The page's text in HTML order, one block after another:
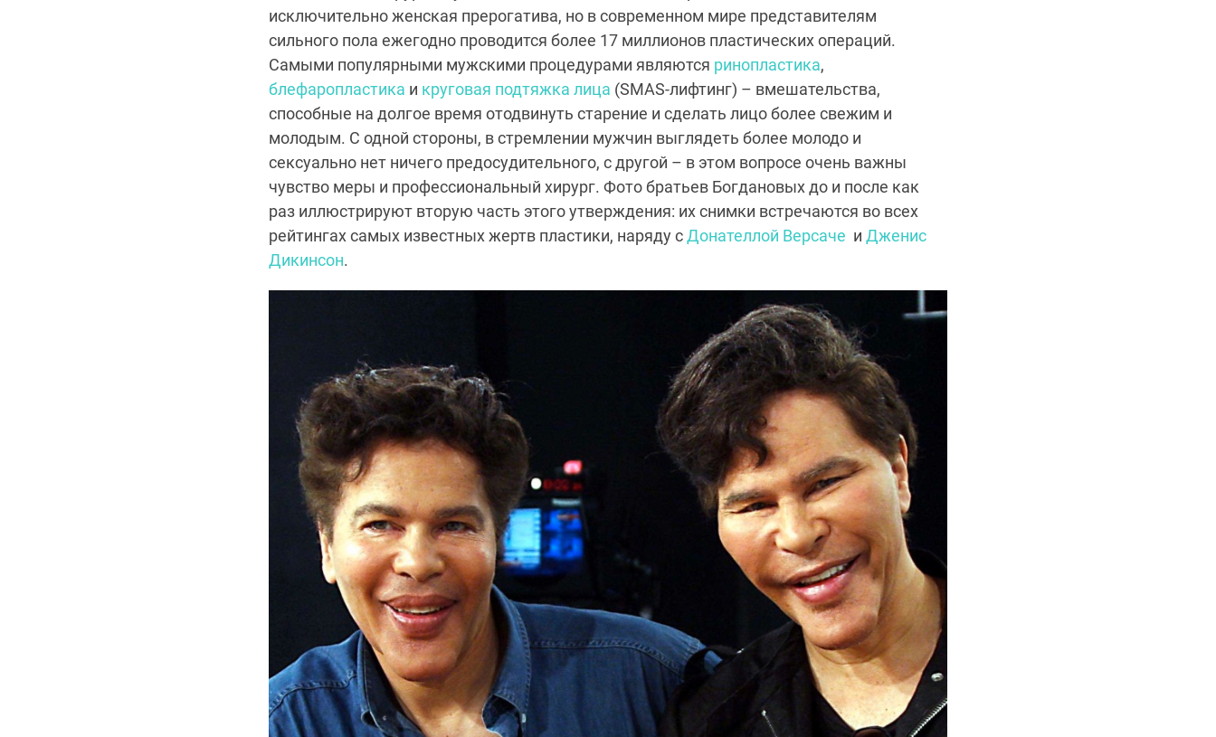
исключительно женская прерогатива, но в современном мире представителям
сильного пола ежегодно проводится более 17 миллионов пластических операций.
Самыми популярными мужскими процедурами являются ринопластика,
блефаропластика и круговая подтяжка лица (SMAS-лифтинг) – вмешательства,
способные на долгое время отодвинуть старение и сделать лицо более свежим и
молодым. С одной стороны, в стремлении мужчин выглядеть более молодо и
сексуально нет ничего предосудительного, с другой – в этом вопросе очень важны
чувство меры и профессиональный хирург. Фото братьев Богдановых до и после как
раз иллюстрируют вторую часть этого утверждения: их снимки встречаются во всех
рейтингах самых известных жертв пластики, наряду сДонателлой Версаче и Дженис
Дикинсон.